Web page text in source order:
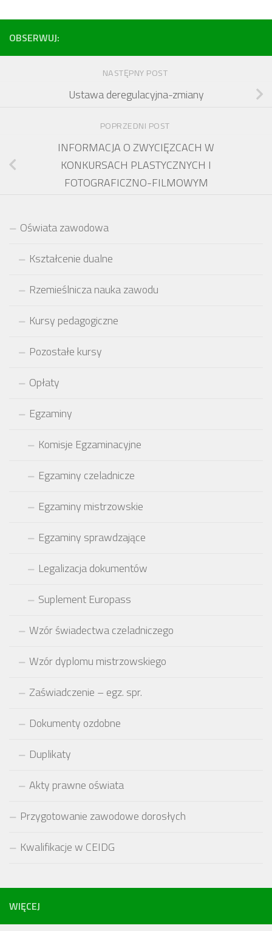
OBSERWUJ:
NASTĘPNY POST
Ustawa deregulacyjna-zmiany
POPRZEDNI POST
INFORMACJA O ZWYCIĘZCACH W
KONKURSACH PLASTYCZNYCH I
FOTOGRAFICZNO-FILMOWYM
Oświata zawodowa
Kształcenie dualne
Rzemieślnicza nauka zawodu
Kursy pedagogiczne
Pozostałe kursy
Opłaty
Egzaminy
Komisje Egzaminacyjne
Egzaminy czeladnicze
Egzaminy mistrzowskie
Egzaminy sprawdzające
Legalizacja dokumentów
Suplement Europass
Wzór świadectwa czeladniczego
Wzór dyplomu mistrzowskiego
Zaświadczenie – egz. spr.
Dokumenty ozdobne
Duplikaty
Akty prawne oświata
Przygotowanie zawodowe dorosłych
Kwalifikacje w CEIDG
WIĘCEJ